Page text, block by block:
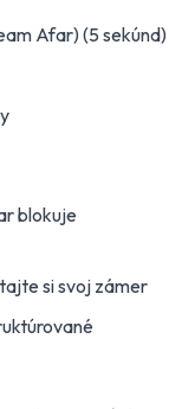
Afar) (5 sekúnd)
blokuje
si svoj zámer